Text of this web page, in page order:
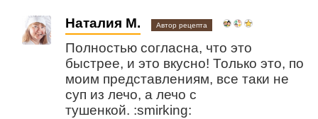
Наталия М. Автор рецепта
Полностью согласна, что это
быстрее, и это вкусно! Только это, по
моим представлениям, все таки не
суп из лечо, а лечо с
тушенкой. :smirking: